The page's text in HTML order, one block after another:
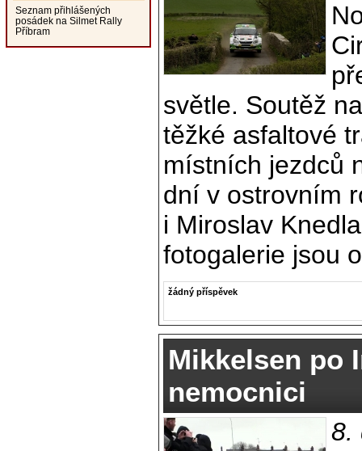
Seznam přihlášených
posádek na Silmet Rally
Příbram
světle. Soutěž
těžké asfaltové
místních jezdců
dní v ostrovním
i Miroslav
fotogalerie jsou
žádný příspěvek
Mikkelsen po
nemocnici
8.